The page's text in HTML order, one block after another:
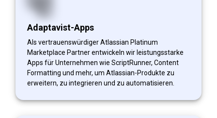
Adaptavist-Apps
Als vertrauenswürdiger Atlassian Platinum
Marketplace Partner entwickeln wir leistungsstarke
Apps für Unternehmen wie ScriptRunner, Content
Formatting und mehr, um Atlassian-Produkte zu
erweitern, zu integrieren und zu automatisieren.